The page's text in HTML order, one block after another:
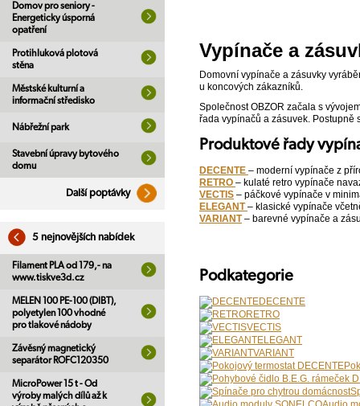
Domov pro seniory -
Energeticky úsporná
opatření
Protihluková plotová
stěna
Městské kulturní a
informační středisko
Nábřežní park
Stavební úpravy bytového
domu
Další poptávky
5 nejnovějších nabídek
Filament PLA od 179,- na
www.tiskve3d.cz
MELEN 100 PE-100 (DIBT),
polyetylen 100 vhodné
pro tlakové nádoby
Závěsný magnetický
separátor ROFC120350
MicroPower 15 t - Od
výroby malých dílů až k
Vypínače a
Domovní vypínače a zásuvky
u koncových zákazníků.
Společnost OBZOR začala s
řada vypínačů a zásuvek. Postupně
Produktové řady
DECENTE – moderní vypínače z
RETRO – kulaté retro vypínače
VECTIS – páčkové vypínače v
ELEGANT – klasické vypínače
VARIANT– barevné vypínače a
Podkategorie
DECENTE
RETRO
VECTIS
ELEGANT
VARIANT